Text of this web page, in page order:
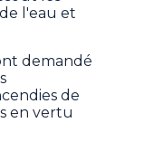
l'eau et
demandé
de
en vertu